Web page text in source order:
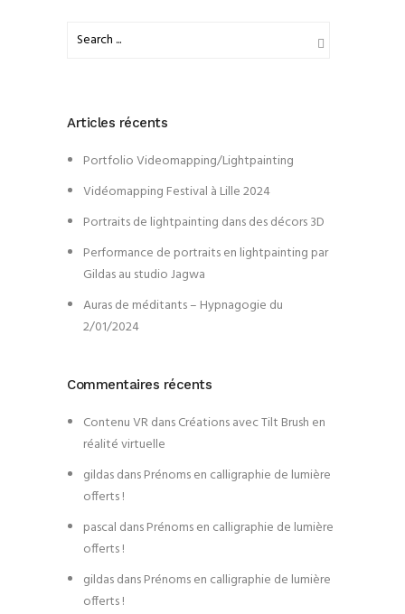
Articles récents
Portfolio Videomapping/Lightpainting
Vidéomapping Festival à Lille 2024
Portraits de lightpainting dans des décors 3D
Performance de portraits en lightpainting par
Gildas au studio Jagwa
Auras de méditants – Hypnagogie du
2/01/2024
Commentaires récents
Contenu VRdansCréations avec Tilt Brush en
réalité virtuelle
gildasdansPrénoms en calligraphie de lumière
offerts !
pascal dansPrénoms en calligraphie de lumière
offerts !
gildasdansPrénoms en calligraphie de lumière
offerts !